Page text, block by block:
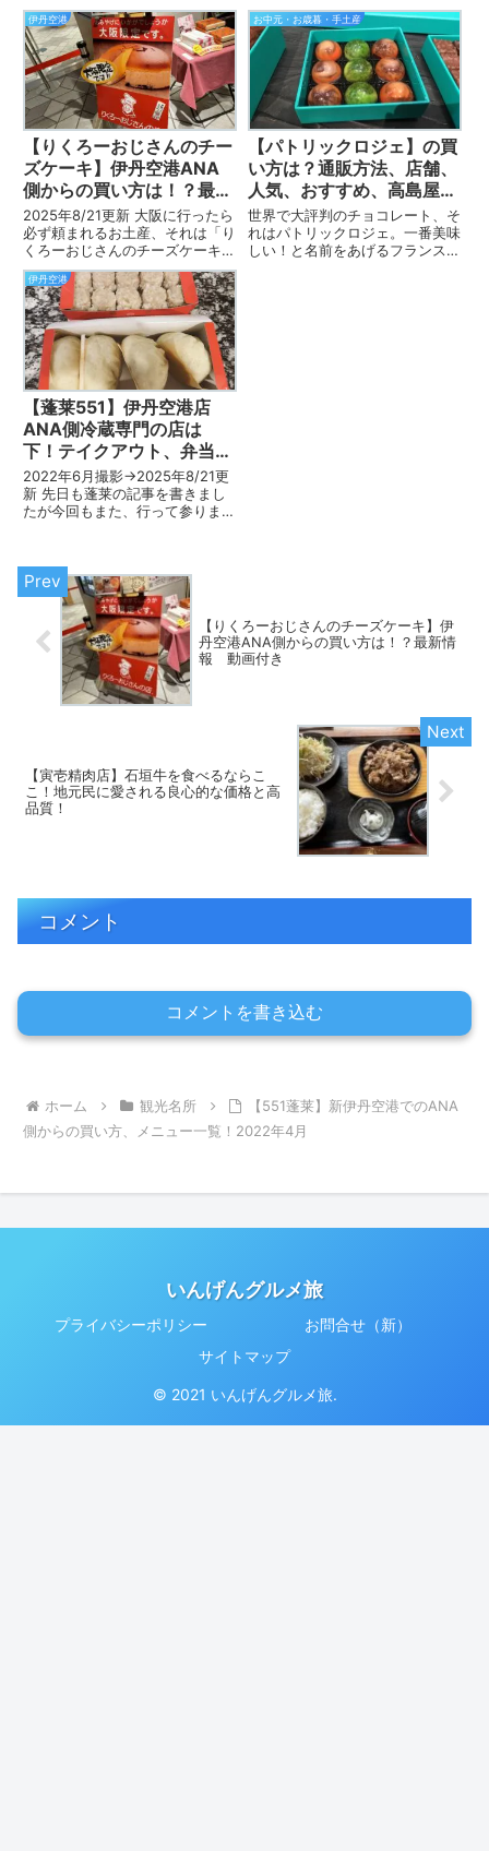
伊丹空港
【りくろーおじさんのチー
ズケーキ】伊丹空港ANA
側からの買い方は！？最新
情報 動画付き
2025年8/21更新 大阪に行ったら
必ず頼まれるお土産、それは「り
くろーおじさんのチーズケーキ」
しかし、焼きたて店舗はJALさん
側にあるので、保安検査場を済ま
せた後、JALさんに向かって数百
メートルを突っ切らないと買えな
い、という悩みを...
お中元・お歳暮・手土産
【パトリックロジェ】の買
い方は？通販方法、店舗、
人気、おすすめ、高島屋、
サロンデュショコラは？
世界で大評判のチョコレート、そ
れはパトリックロジェ。一番美味
しい！と名前をあげるフランス人
伊丹空港
【蓬莱551】伊丹空港店
ANA側冷蔵専門の店は
下！テイクアウト、弁当の
買い方、オススメはこれ！
2022年6月撮影→2025年8/21更
新 先日も蓬莱の記事を書きまし
たが今回もまた、行って参りまし
まで地方民には知られていないけ
れど、美味しいメニューというの
がありまして、それ...
【りくろーおじさんのチーズケーキ】伊
丹空港ANA側からの買い方は！？最新情
報 動画付き
【寅壱精肉店】石垣牛を食べるならこ
こ！地元民に愛される良心的な価格と高
品質！
コメント
コメントを書き込む
ホーム 観光名所
【551蓬莱】新伊丹空港でのANA
側からの買い方、メニュー一覧！2022年4月
いんげんグルメ旅
プライバシーポリシー
お問合せ（新）
サイトマップ
© 2021 いんげんグルメ旅.